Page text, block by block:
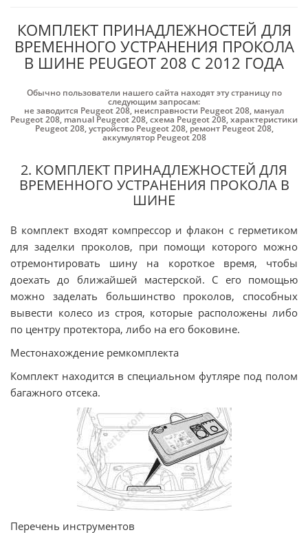
КОМПЛЕКТ ПРИНАДЛЕЖНОСТЕЙ ДЛЯ
ВРЕМЕННОГО УСТРАНЕНИЯ ПРОКОЛА
В ШИНЕ PEUGEOT 208 С 2012 ГОДА
Обычно пользователи нашего сайта находят эту страницу по
следующим запросам:
не заводится Peugeot 208, неисправности Peugeot 208, мануал
Peugeot 208, manual Peugeot 208,схема Peugeot 208,характеристики
Peugeot 208,устройство Peugeot 208, ремонт Peugeot 208,
аккумулятор Peugeot 208
2. КОМПЛЕКТ ПРИНАДЛЕЖНОСТЕЙ ДЛЯ
ВРЕМЕННОГО УСТРАНЕНИЯ ПРОКОЛА В
ШИНЕ
В комплект входят компрессор и флакон с герметиком
для заделки проколов, при помощи которого можно
отремонтировать шину на короткое время, чтобы
доехать до ближайшей мастерской. С его помощью
можно заделать большинство проколов, способных
вывести колесо из строя, которые расположены либо
по центру протектора, либо на его боковине.
Местонахождение ремкомплекта
Комплект находится в специальном футляре под полом
багажного отсека.
Перечень инструментов